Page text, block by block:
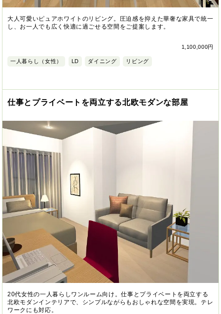
大人可愛いピュアホワイトのリビング。圧迫感を抑えた華奢な家具で統一
し、お一人でも広く快適に過ごせる空間をご提案します。
1,100,000円
一人暮らし（女性） LD ダイニング リビング
仕事とプライベートを両立する北欧モダンな部屋
20代女性の一人暮らしワンルーム向け。仕事とプライベートを両立する
北欧モダンインテリアで、シンプルながらもおしゃれな空間を実現。テレ
ワークにも対応。